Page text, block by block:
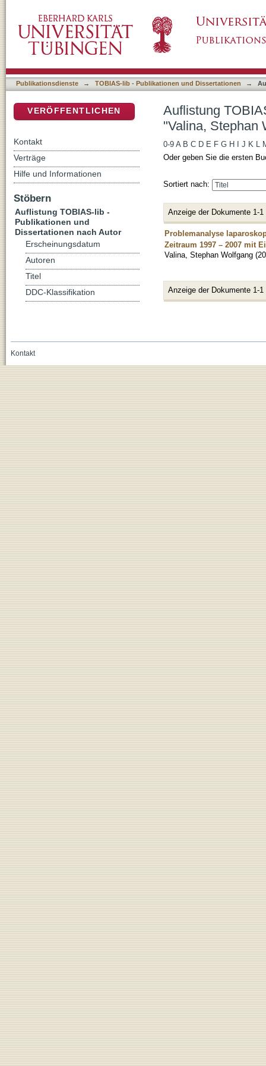
Publikationsdienste → TOBIAS-lib - Publikationen und Dissertationen →
Auflistung
"Valina, Stephan
0-9 A B C D E F G H J K L
Oder geben Sie die ersten
Sortiert nach:
Anzeige der Dokumente 1-1
Problemanalyse
Zeitraum 1997 – 2007 mit
Valina, Stephan Wolfgang (
Anzeige der Dokumente 1-1
VERÖFFENTLICHEN
Kontakt
Verträge
Hilfe und Informationen
Stöbern
Auflistung TOBIAS-lib -
Publikationen und
Dissertationen nach Autor
Erscheinungsdatum
Autoren
Titel
DDC-Klassifikation
Kontakt